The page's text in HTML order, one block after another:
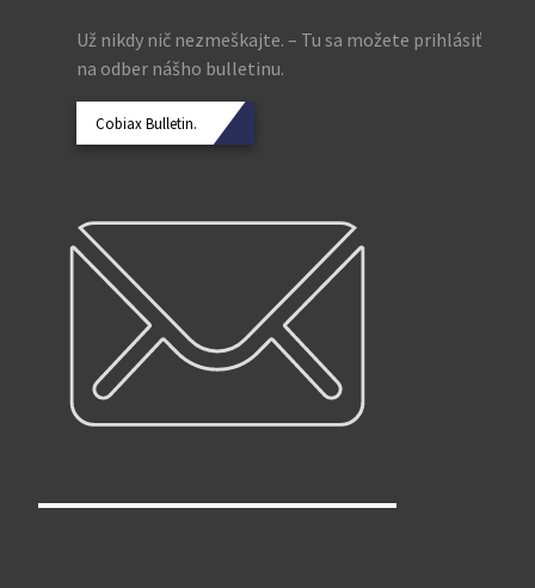
Už nikdy nič nezmeškajte. – Tu sa možete prihlásiť
na odber nášho bulletinu.
Cobiax Bulletin.